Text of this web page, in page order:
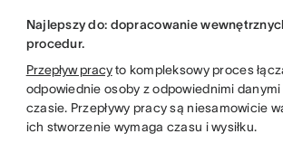
Najlepszy do: dopracowanie
procedur.
Przepływ pracyto kompleksowy proces
odpowiednie osoby z odpowiednimi
czasie. Przepływy pracy są niesamowicie
ich stworzenie wymaga czasu i wysiłku.